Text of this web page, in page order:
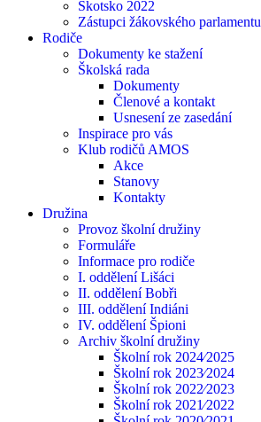
Skotsko 2022
Zástupci žákovského parlamentu
Rodiče
Dokumenty ke stažení
Školská rada
Dokumenty
Členové a kontakt
Usnesení ze zasedání
Inspirace pro vás
Klub rodičů AMOS
Akce
Stanovy
Kontakty
Družina
Provoz školní družiny
Formuláře
Informace pro rodiče
I. oddělení Lišáci
II. oddělení Bobři
III. oddělení Indiáni
IV. oddělení Špioni
Archiv školní družiny
Školní rok 2024⁄2025
Školní rok 2023⁄2024
Školní rok 2022⁄2023
Školní rok 2021⁄2022